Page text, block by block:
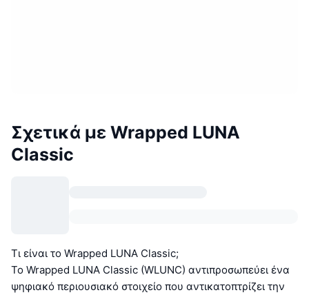
Σχετικά με Wrapped LUNA
Classic
Τι είναι το Wrapped LUNA Classic;
Το Wrapped LUNA Classic (WLUNC) αντιπροσωπεύει ένα
ψηφιακό περιουσιακό στοιχείο που αντικατοπτρίζει την